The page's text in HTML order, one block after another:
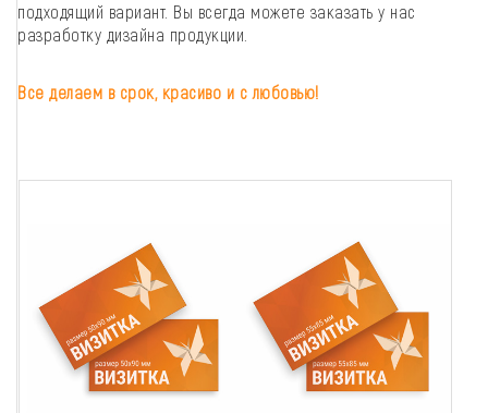
подходящий вариант. Вы всегда можете заказать у нас
разработку дизайна продукции.
Все делаем в срок, красиво и с любовью!